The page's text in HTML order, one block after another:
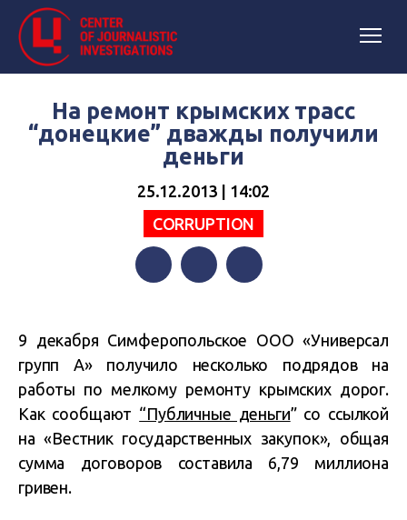
На ремонт крымских трасс
“донецкие” дважды получили
деньги
25.12.2013 | 14:02
СORRUPTION
9 декабря Симферопольское ООО «Универсал
групп А» получило несколько подрядов на
работы по мелкому ремонту крымских дорог.
Как сообщают “Публичные деньги” со ссылкой
на «Вестник государственных закупок», общая
сумма договоров составила 6,79 миллиона
гривен.